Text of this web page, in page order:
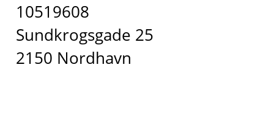
10519608
Sundkrogsgade 25
2150 Nordhavn